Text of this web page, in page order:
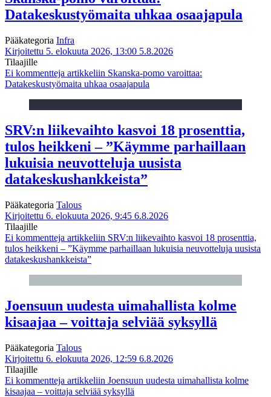
Datakeskustyömaita uhkaa osaajapula
Pääkategoria Infra
Kirjoitettu 5. elokuuta 2026, 13:00 5.8.2026
Tilaajille
Ei kommentteja artikkeliin Skanska-pomo varoittaa:
Datakeskustyömaita uhkaa osaajapula
SRV:n liikevaihto kasvoi 18 prosenttia,
tulos heikkeni – ”Käymme parhaillaan
lukuisia neuvotteluja uusista
datakeskushankkeista”
Pääkategoria Talous
Kirjoitettu 6. elokuuta 2026, 9:45 6.8.2026
Tilaajille
Ei kommentteja artikkeliin SRV:n liikevaihto kasvoi 18 prosenttia,
tulos heikkeni – ”Käymme parhaillaan lukuisia neuvotteluja uusista
datakeskushankkeista”
Joensuun uudesta uimahallista kolme
kisaajaa – voittaja selviää syksyllä
Pääkategoria Talous
Kirjoitettu 6. elokuuta 2026, 12:59 6.8.2026
Tilaajille
Ei kommentteja artikkeliin Joensuun uudesta uimahallista kolme
kisaajaa – voittaja selviää syksyllä